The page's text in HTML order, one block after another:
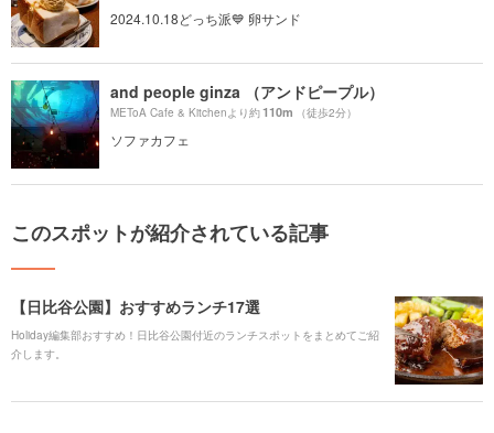
2024.10.18どっち派💙 卵サンド
and people ginza （アンドピープル）
METoA Cafe & Kitchenより約110m （徒歩2分）
ソファカフェ
このスポットが紹介されている記事
【日比谷公園】おすすめランチ17選
Holiday編集部おすすめ！日比谷公園付近のランチスポットをまとめてご紹
介します。